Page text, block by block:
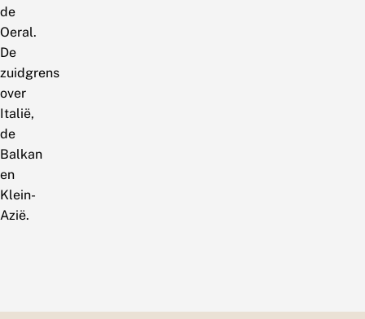
de
Oeral.
De
zuidgrens
over
Italië,
de
Balkan
en
Klein-
Azië.